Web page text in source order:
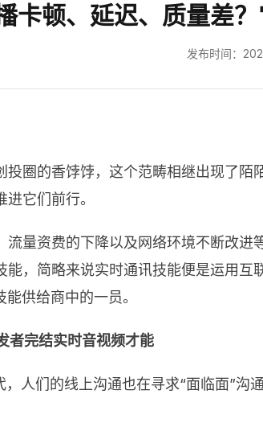
卡顿、延迟、质量差
发布时间：
圈的香饽饽，这个范畴相继出现了
它们前行。
流量资费的下降以及网络环境不断改
能，简略来说实时通讯技能便是运用
供给商中的一员。
者完结实时音视频才能
，人们的线上沟通也在寻求“面临面”